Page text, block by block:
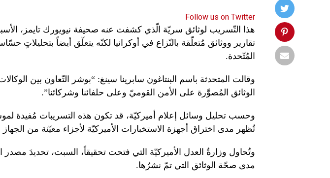
Follow us on Twitter
هذا التّسريب لوثائق سريّة الّذي كشفت عنه صحيفة نيويورك تايمز،
تقارير ووثائق مُتعلّقة بالنّزاع في أوكرانيا لكنّه يتعلّق أيضاً بتحليلاتٍ
المُتّحدة.
وقالت المتحدثة باسم البنتاغون سابرينا سينغ: “بوشر التّعاون بين
الوثائق المُصوَّرة على الأمن القوميّ وعلى حلفائنا وشركائنا”.
وحسب تحليل وسائل إعلام أميركيّة، قد تكون هذه التسريبات مُفيدة
تُظهر مدى اختراق أجهزة الاستخبارات الأميركيّة لأجزاء معيّنة من
وتُحاول وزارةُ العدل الأميركيّة التي فتحت تحقيقاً، السبت، تحديدَ
مدى صحّة الوثائق التي تمّ نشرُها.